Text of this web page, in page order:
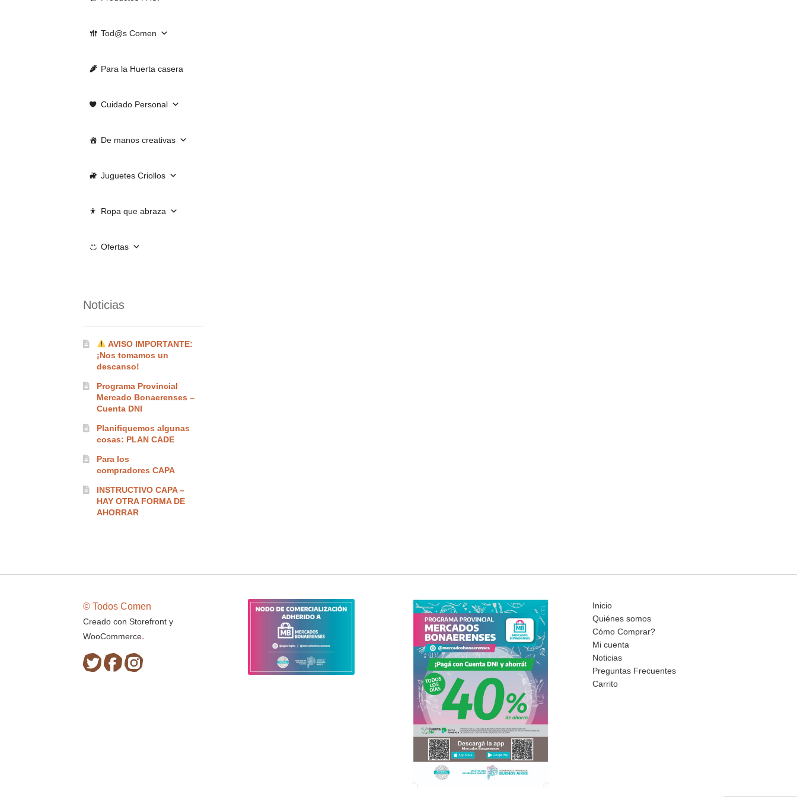
Tod@s Comen
Para la Huerta casera
Cuidado Personal
De manos creativas
Juguetes Criollos
Ropa que abraza
Ofertas
Noticias
AVISO IMPORTANTE:
¡Nos tomamos un
descanso!
Programa Provincial
Mercado Bonaerenses –
Cuenta DNI
Planifiquemos algunas
cosas: PLAN CADE
Para los
compradores CAPA
INSTRUCTIVO CAPA –
HAY OTRA FORMA DE
AHORRAR
© Todos Comen
Creado con Storefront y
WooCommerce.
Inicio
Quiénes somos
Cómo Comprar?
Mi cuenta
Noticias
Preguntas Frecuentes
Carrito